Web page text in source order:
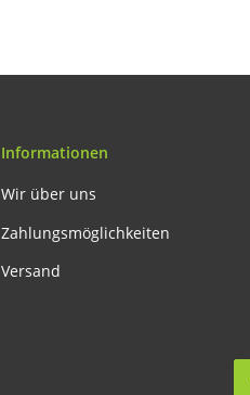
Informationen
Wir über uns
Zahlungsmöglichkeiten
Versand